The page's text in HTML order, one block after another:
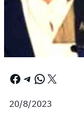
Facebook Telegram WhatsApp X
20/8/2023